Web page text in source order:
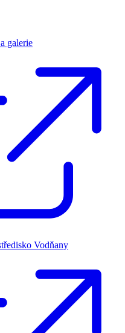
galerie
Vodňany